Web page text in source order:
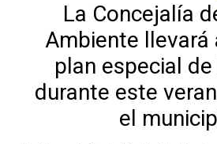
La Concejalía
Ambiente llevará
plan especial
durante este
el